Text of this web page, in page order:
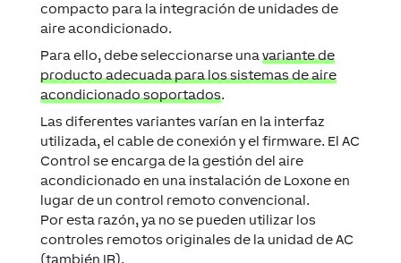
compacto para la integración de unidades de
aire acondicionado.
Para ello, debe seleccionarse una variante de
producto adecuada para los sistemas de aire
acondicionado soportados.
Las diferentes variantes varían en la interfaz
utilizada, el cable de conexión y el firmware. El AC
Control se encarga de la gestión del aire
acondicionado en una instalación de Loxone en
lugar de un control remoto convencional.
Por esta razón, ya no se pueden utilizar los
controles remotos originales de la unidad de AC
(también IR).